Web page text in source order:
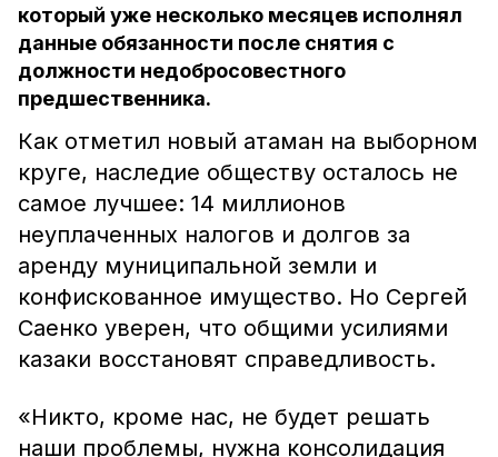
который уже несколько месяцев исполнял
данные обязанности после снятия с
должности недобросовестного
предшественника.
Как отметил новый атаман на выборном
круге, наследие обществу осталось не
самое лучшее: 14 миллионов
неуплаченных налогов и долгов за
аренду муниципальной земли и
конфискованное имущество. Но Сергей
Саенко уверен, что общими усилиями
казаки восстановят справедливость.
«Никто, кроме нас, не будет решать
наши проблемы, нужна консолидация